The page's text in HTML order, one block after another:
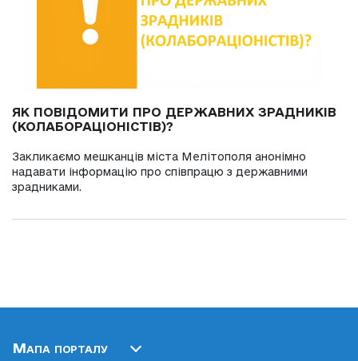
ЯК ПОВІДОМИТИ ПРО ДЕРЖАВНИХ ЗРАДНИКІВ
(КОЛАБОРАЦІОНІСТІВ)?
Закликаємо мешканців міста Мелітополя анонімно
надавати інформацію про співпрацю з державними
зрадниками.
Мапа порталу